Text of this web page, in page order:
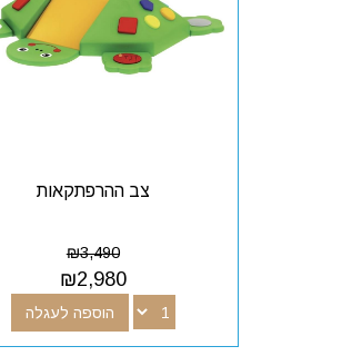
צב ההרפתקאות
₪3,490
₪2,980
הוספה לעגלה